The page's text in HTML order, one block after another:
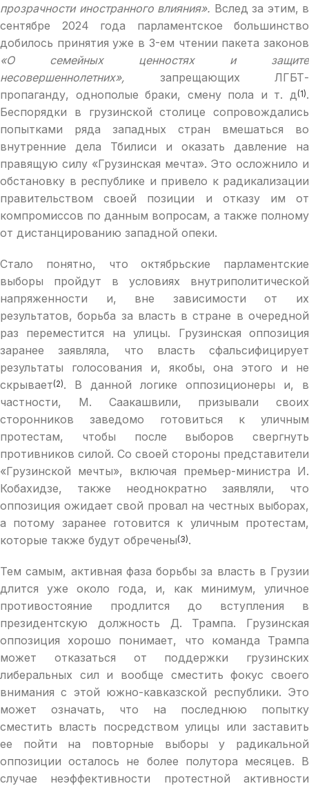
прозрачности иностранного влияния». Вслед за этим, в
сентябре 2024 года парламентское большинство
добилось принятия уже в 3-ем чтении пакета законов
«О семейных ценностях и защите
несовершеннолетних», запрещающих ЛГБТ-
пропаганду, однополые браки, смену пола и т. д(1).
Беспорядки в грузинской столице сопровождались
попытками ряда западных стран вмешаться во
внутренние дела Тбилиси и оказать давление на
правящую силу «Грузинская мечта». Это осложнило и
обстановку в республике и привело к радикализации
правительством своей позиции и отказу им от
компромиссов по данным вопросам, а также полному
от дистанцированию западной опеки.
Стало понятно, что октябрьские парламентские
выборы пройдут в условиях внутриполитической
напряженности и, вне зависимости от их
результатов, борьба за власть в стране в очередной
раз переместится на улицы. Грузинская оппозиция
заранее заявляла, что власть сфальсифицирует
результаты голосования и, якобы, она этого и не
скрывает(2). В данной логике оппозиционеры и, в
частности, М. Саакашвили, призывали своих
сторонников заведомо готовиться к уличным
протестам, чтобы после выборов свергнуть
противников силой. Со своей стороны представители
«Грузинской мечты», включая премьер-министра И.
Кобахидзе, также неоднократно заявляли, что
оппозиция ожидает свой провал на честных выборах,
а потому заранее готовится к уличным протестам,
которые также будут обречены(3).
Тем самым, активная фаза борьбы за власть в Грузии
длится уже около года, и, как минимум, уличное
противостояние продлится до вступления в
президентскую должность Д. Трампа. Грузинская
оппозиция хорошо понимает, что команда Трампа
может отказаться от поддержки грузинских
либеральных сил и вообще сместить фокус своего
внимания с этой южно-кавказской республики. Это
может означать, что на последнюю попытку
сместить власть посредством улицы или заставить
ее пойти на повторные выборы у радикальной
оппозиции осталось не более полутора месяцев. В
случае неэффективности протестной активности